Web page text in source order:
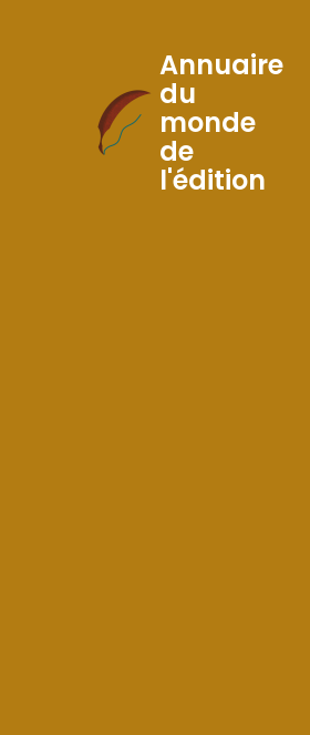
Skip
to
Content
Annuaire
du
monde
de
l'édition